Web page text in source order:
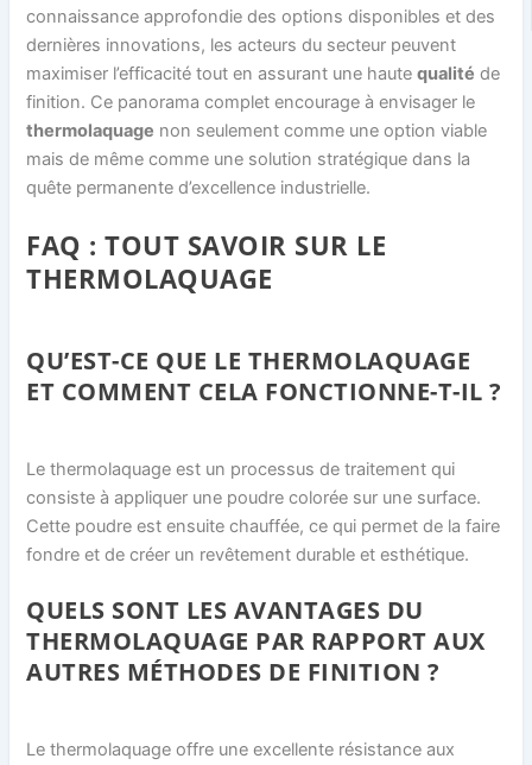
connaissance approfondie des options disponibles et des
dernières innovations, les acteurs du secteur peuvent
maximiser l’efficacité tout en assurant une hautequalité de
finition. Ce panorama complet encourage à envisager le
thermolaquage non seulement comme une option viable
mais de même comme une solution stratégique dans la
quête permanente d’excellence industrielle.
FAQ : TOUT SAVOIR SUR LE
THERMOLAQUAGE
QU’EST-CE QUE LE THERMOLAQUAGE
ET COMMENT CELA FONCTIONNE-T-IL ?
Le thermolaquage est un processus de traitement qui
consiste à appliquer une poudre colorée sur une surface.
Cette poudre est ensuite chauffée, ce qui permet de la faire
fondre et de créer un revêtement durable et esthétique.
QUELS SONT LES AVANTAGES DU
THERMOLAQUAGE PAR RAPPORT AUX
AUTRES MÉTHODES DE FINITION ?
Le thermolaquage offre une excellente résistance aux